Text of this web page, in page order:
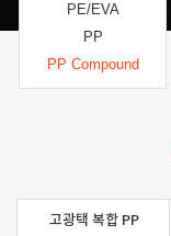
PE/EVA
PP
PP Compound
고광택 복합 PP